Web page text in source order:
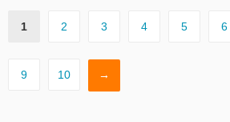
1 2 3 4 5 6
9 10 →